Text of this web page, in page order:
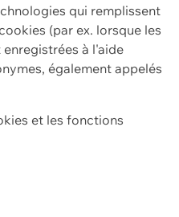
qui remplissent
(par ex. lorsque les
à l'aide
également appelés
et les fonctions